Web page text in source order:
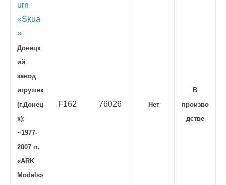
urn
«Skua
»
Донецк
ий
завод
игрушек
(г.Донец
к):
~1977-
2007 гг.
«ARK
Models»
F162 76026 Нет
В
произво
дстве